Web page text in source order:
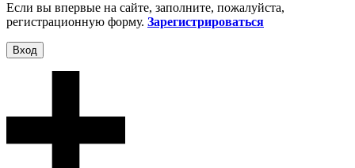
Если вы впервые на сайте, заполните, пожалуйста,
регистрационную форму. Зарегистрироваться
Вход